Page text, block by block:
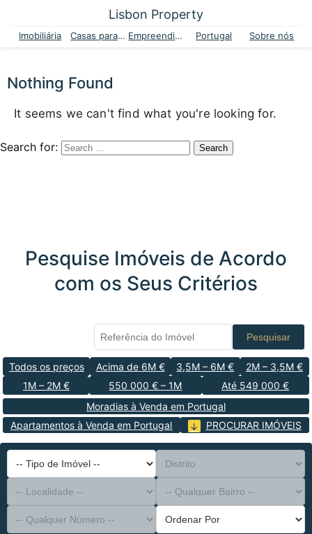
Lisbon Property
Imobiliária Casas para venda Empreendimentos Portugal Sobre nós
Nothing Found
It seems we can't find what you're looking for.
Search for:
Pesquise Imóveis de Acordo
com os Seus Critérios
Pesquisar
Todos os preços Acima de 6M € 3,5M – 6M €
2M – 3,5M €
1M – 2M €
550 000 € – 1M
Até 549 000 €
Moradias à Venda em Portugal
Apartamentos à Venda em Portugal
PROCURAR IMÓVEIS
-- Tipo de Imóvel --
Distrito
-- Localidade --
-- Qualquer Bairro --
-- Qualquer Número --
Ordenar Por